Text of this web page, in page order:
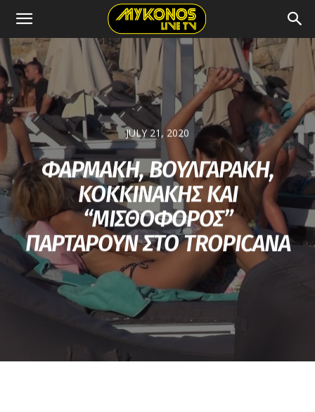
JULY 21, 2020
ΦΑΡΜΑΚΗ, ΒΟΥΛΓΑΡΑΚΗ,
ΚΟΚΚΙΝΑΚΗΣ ΚΑΙ
“ΜΙΣΘΟΦΟΡΟΣ”
ΠΑΡΤΑΡΟΥΝ ΣΤΟ TROPICANA